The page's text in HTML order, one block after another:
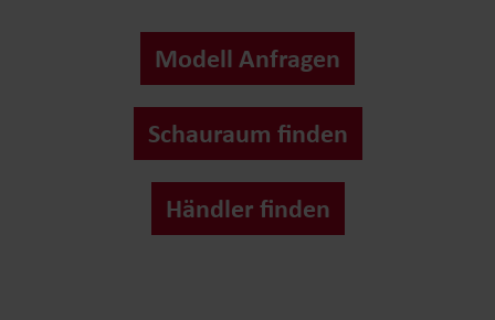
Modell Anfragen
Schauraum finden
Händler finden